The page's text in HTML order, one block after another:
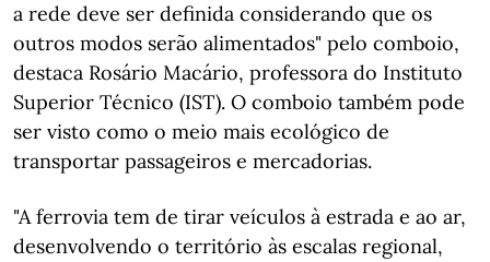
a rede deve ser definida considerando que os
outros modos serão alimentados" pelo comboio,
destaca Rosário Macário, professora do Instituto
Superior Técnico (IST). O comboio também pode
ser visto como o meio mais ecológico de
transportar passageiros e mercadorias.
"A ferrovia tem de tirar veículos à estrada e ao ar,
desenvolvendo o território às escalas regional,